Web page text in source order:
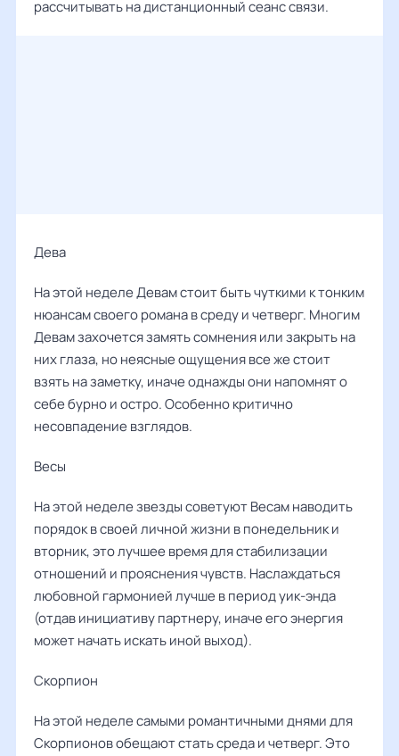
рассчитывать на дистанционный сеанс связи.
Дева ‌‌
На этой неделе Девам стоит быть чуткими к тонким
нюансам своего романа в среду и четверг. Многим
Девам захочется замять сомнения или закрыть на
них глаза, но неясные ощущения все же стоит
взять на заметку, иначе однажды они напомнят о
себе бурно и остро. Особенно критично
несовпадение взглядов.
Весы ‌‌
На этой неделе звезды советуют Весам наводить
порядок в своей личной жизни в понедельник и
вторник, это лучшее время для стабилизации
отношений и прояснения чувств. Наслаждаться
любовной гармонией лучше в период уик-энда
(отдав инициативу партнеру, иначе его энергия
может начать искать иной выход).
Скорпион
На этой неделе самыми романтичными днями для
Скорпионов обещают стать среда и четверг. Это